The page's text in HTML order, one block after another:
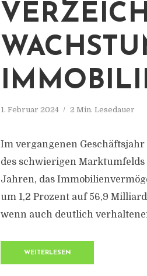
1. Februar 2024 2 Min. Lesedauer
Im vergangenen
des schwierigen
Jahren, das
um 1,2 Prozent auf 56,9
wenn auch deutlich
WEITERLESEN